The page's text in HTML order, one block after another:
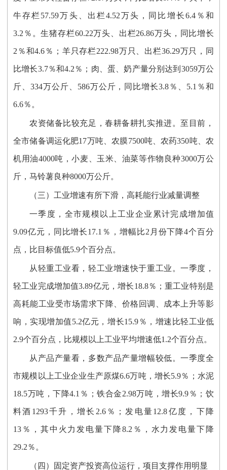
牛存栏57.59万头、出栏4.52万头，同比增长6.4％和
3.2％。生猪存栏60.22万头、出栏26.86万头，同比增长
2％和4.6％；羊只存栏222.98万只、出栏36.29万只，同
比增长3.7％和4.2％；肉、蛋、奶产量分别达到3059万公
斤、334万公斤、586万公斤，同比增长3.8％、5.1％和
6.6％。
农资储备比较充足，春耕备耕扎实推进。至目前，
全市储备调运化肥17万吨、农膜7500吨、农药350吨、农
机用油4000吨，小麦、玉米、油菜等作物良种3000万公
斤，马铃薯良种8000万公斤。
（三）工业增速有所下滑，高耗能行业减量调整
一季度，全市规模以上工业企业累计完成增加值
9.09亿元，同比增长17.1％，增幅比2月份下降4个百分
点，比目标值低5.9个百分点。
从轻重工业看，轻工业增速快于重工业。一季度，
轻工业完成增加值3.89亿元，增长18.8％；重工业特别是
高耗能工业受市场需求下降、价格回调、成本上升等影
响，实现增加值5.2亿元，增长15.9％，增速比轻工业低
2.9个百分点，比规模以上工业平均增速低1.2个百分点。
从产品产量看，多数产品产量增幅较低。一季度全
市规模以上工业企业生产原煤6.6万吨，增长5.9％；水泥
18.5万吨，下降4.1％；铁合金2.98万吨，增长9.9％；饮
料酒1293千升，增长2.6％；发电量12.8亿度，下降
13％，其中火力发电量下降8.2％，水力发电量下降
29.2％。
（四）固定资产投资高位运行，项目支撑作用明显